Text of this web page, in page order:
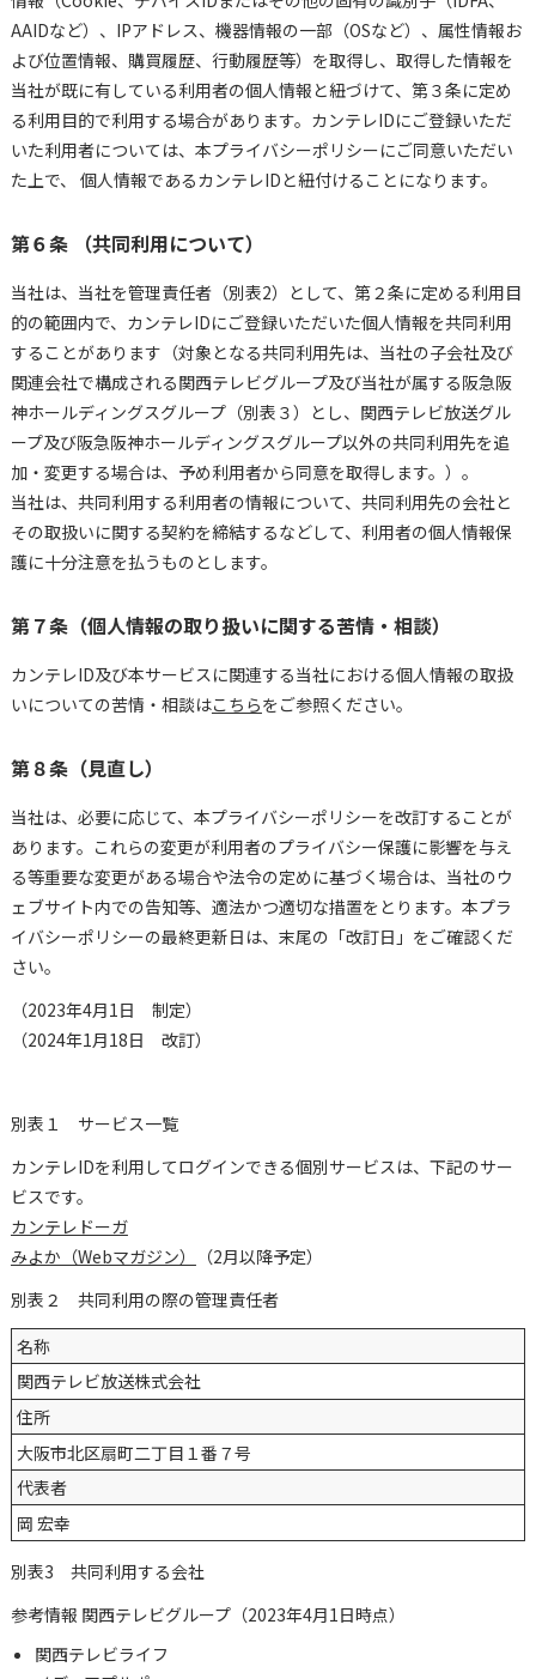
AAIDなど）、IPアドレス、機器情報の一部（OSなど）、属性情報お
よび位置情報、購買履歴、行動履歴等）を取得し、取得した情報を
当社が既に有している利用者の個人情報と紐づけて、第３条に定め
る利用目的で利用する場合があります。カンテレIDにご登録いただ
いた利用者については、本プライバシーポリシーにご同意いただい
た上で、 個人情報であるカンテレIDと紐付けることになります。
第６条 （共同利用について）
当社は、当社を管理責任者（別表2）として、第２条に定める利用目
的の範囲内で、カンテレIDにご登録いただいた個人情報を共同利用
することがあります（対象となる共同利用先は、当社の子会社及び
関連会社で構成される関西テレビグループ及び当社が属する阪急阪
神ホールディングスグループ（別表３）とし、関西テレビ放送グル
ープ及び阪急阪神ホールディングスグループ以外の共同利用先を追
加・変更する場合は、予め利用者から同意を取得します。）。
当社は、共同利用する利用者の情報について、共同利用先の会社と
その取扱いに関する契約を締結するなどして、利用者の個人情報保
護に十分注意を払うものとします。
第７条（個人情報の取り扱いに関する苦情・相談）
カンテレID及び本サービスに関連する当社における個人情報の取扱
いについての苦情・相談はこちらをご参照ください。
第８条（見直し）
当社は、必要に応じて、本プライバシーポリシーを改訂することが
あります。これらの変更が利用者のプライバシー保護に影響を与え
る等重要な変更がある場合や法令の定めに基づく場合は、当社のウ
ェブサイト内での告知等、適法かつ適切な措置をとります。本プラ
イバシーポリシーの最終更新日は、末尾の「改訂日」をご確認くだ
さい。
（2023年4月1日 制定）
（2024年1月18日 改訂）
別表１ サービス一覧
カンテレIDを利用してログインできる個別サービスは、下記のサー
ビスです。
カンテレドーガ
みよか（Webマガジン）
（2月以降予定）
別表２ 共同利用の際の管理責任者
名称
関西テレビ放送株式会社
住所
大阪市北区扇町二丁目１番７号
代表者
岡 宏幸
別表3 共同利用する会社
参考情報 関西テレビグループ（2023年4月1日時点）
関西テレビライフ